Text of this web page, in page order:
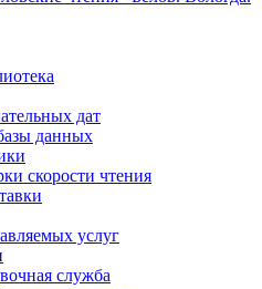
дат
данных
скорости чтения
услуг
служба